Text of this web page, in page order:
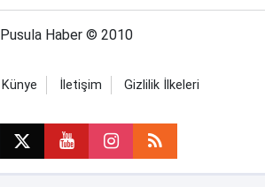
Pusula Haber © 2010
Künye İletişim Gizlilik İlkeleri